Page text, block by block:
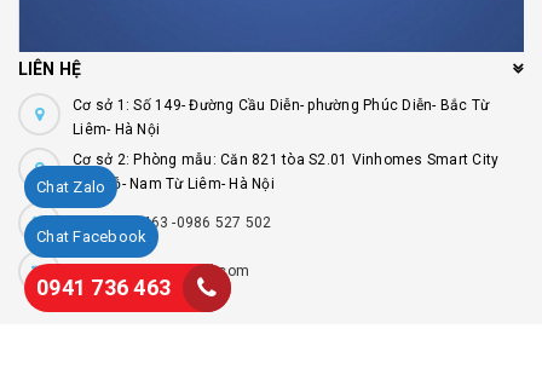
LIÊN HỆ
Cơ sở 1: Số 149- Đường Cầu Diễn- phường Phúc Diễn- Bắc Từ
Liêm- Hà Nội
Cơ sở 2: Phòng mẫu: Căn 821 tòa S2.01 Vinhomes Smart City
Tây Mỗ- Nam Từ Liêm- Hà Nội
0941 736 463 -0986 527 502
Remmykolor@gmail.com
Chat Zalo
Chat Facebook
0941 736 463